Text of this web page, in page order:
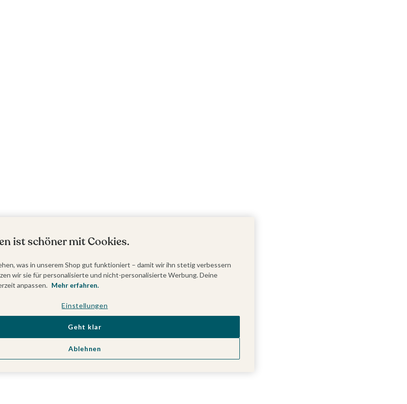
ist schöner mit Cookies.
was in unserem Shop gut funktioniert – damit wir ihn stetig verbessern
wir sie für personalisierte und nicht-personalisierte Werbung. Deine
anpassen. Mehr erfahren.
Einstellungen
Ablehnen
Geht klar